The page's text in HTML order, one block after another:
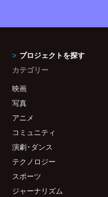
プロジェクトを探す
カテゴリー
映画
写真
アニメ
コミュニティ
演劇・ダンス
テクノロジー
スポーツ
ジャーナリズム